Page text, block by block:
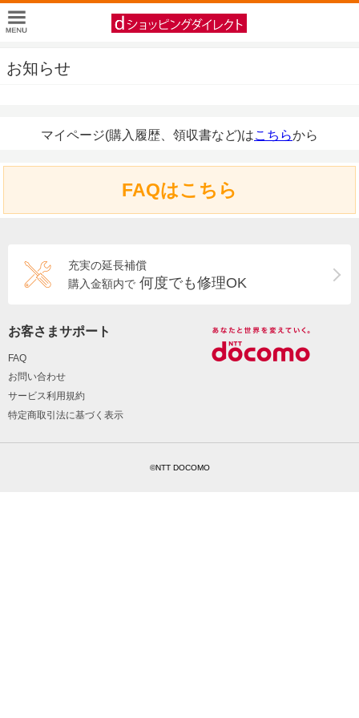
お知らせ
マイページ(購入履歴、領収書など)はこちらから
FAQはこちら
充実の延長補償
購入金額内で 何度でも修理OK
お客さまサポート
FAQ
お問い合わせ
サービス利用規約
特定商取引法に基づく表示
©NTT DOCOMO